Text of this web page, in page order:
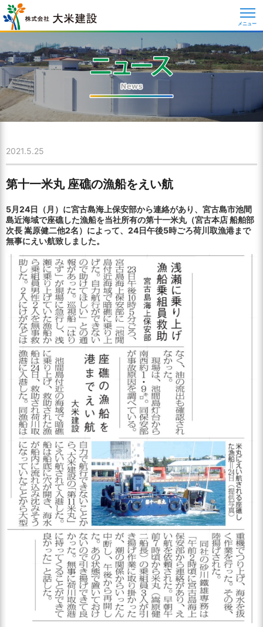
メニュー
2021.5.25
第十一米丸 座礁の漁船をえい航
5月24日（月）に宮古島海上保安部から連絡があり、宮古島市池間
島近海域で座礁した漁船を当社所有の第十一米丸（宮古本店 船舶部
次長 嵩原健二他2名）によって、24日午後5時ごろ荷川取漁港まで
無事にえい航致しました。